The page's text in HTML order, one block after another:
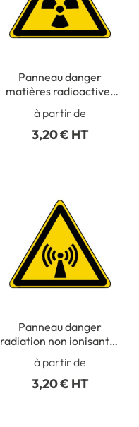
Panneau danger
matières radioactives
ou radioionisantes ISO
7010 - W003
à partir de
3,20 € HT
Panneau danger
radiation non ionisantes
ISO 7010 - W005
à partir de
3,20 € HT